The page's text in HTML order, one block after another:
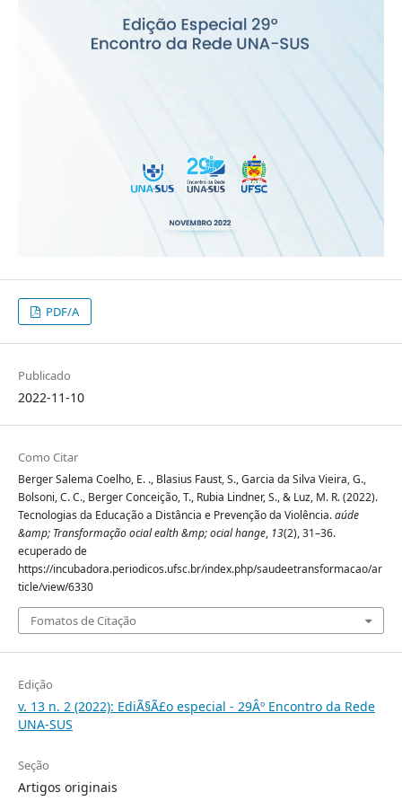
PDF/A
Publicado
2022-11-10
Como Citar
Berger Salema Coelho, E. ., Blasius Faust, S., Garcia da Silva Vieira, G.,
Bolsoni, C. C., Berger Conceição, T., Rubia Lindner, S., & Luz, M. R. (2022).
Tecnologias da Educação a Distância e Prevenção da Violência.aúde
&amp; Transformação ocial ealth &mp; ocial hange, 13(2), 31–36.
ecuperado de
https://incubadora.periodicos.ufsc.br/index.php/saudeetransformacao/ar
ticle/view/6330
Fomatos de Citação
Edição
v. 13 n. 2 (2022): EdiÃ§Ã£o especial - 29Âº Encontro da Rede
UNA-SUS
Seção
Artigos originais